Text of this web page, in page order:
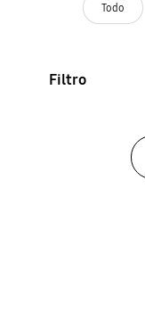
Todo
Filtro